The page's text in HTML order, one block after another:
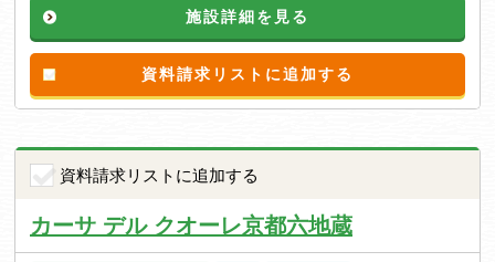
施設詳細を見る
資料請求リストに追加する
資料請求リストに追加する
カーサ デル クオーレ京都六地蔵